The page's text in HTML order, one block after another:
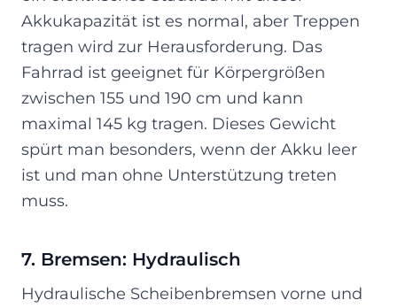
Akkukapazität ist es normal, aber Treppen
tragen wird zur Herausforderung. Das
Fahrrad ist geeignet für Körpergrößen
zwischen 155 und 190 cm und kann
maximal 145 kg tragen. Dieses Gewicht
spürt man besonders, wenn der Akku leer
ist und man ohne Unterstützung treten
muss.
7. Bremsen: Hydraulisch
Hydraulische Scheibenbremsen vorne und